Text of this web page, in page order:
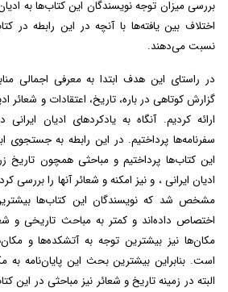
بررسی میزان توجه نویسندگان این کتاب‌ها به
اختلاف بین یافته‌ها با آنچه در این رابطه در
نسبت می‌دهند.
در راستای این هدف ابتدا به معرفی اجمالی
گزارش کوتاهی در باره، تاریخ، اعتقادات و شعائر
ارائه کردیم. آنگاه به یادکردهای ادیان
سفرنامه‌ها پرداختیم. در این رابطه به جستجوی
این کتاب‌ها پرداختیم و مباحثی همچون تاریخ
ادیان ایرانی ، و نیز امکنه و شعائر آنها را بررسی
مشخص شد که نویسندگان این کتاب‌ها
اختصاص داده‌اند و کمتر به مباحث تاریخی و
مکان‌ها نیز بیشترین توجه به آتشکده‌ها و
است. بنابراین بیشترین بحث این پایان‌نامه
البته در زمینه تاریخ و شعائر نیز مباحثی در